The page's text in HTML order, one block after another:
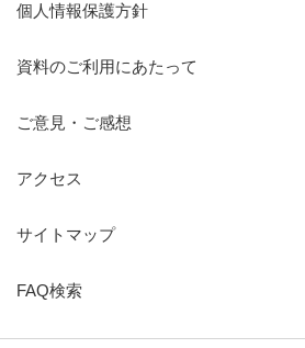
個人情報保護方針
資料のご利用にあたって
ご意見・ご感想
アクセス
サイトマップ
FAQ検索